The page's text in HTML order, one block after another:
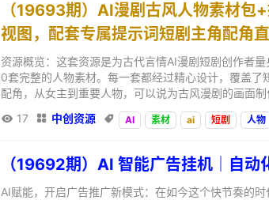
（19693期）AI漫剧古风人物素材
视图，配套专属提示词短剧主角配角
资源概览：这套资源是为古代言情AI漫剧短剧创作者
0套完整的人物素材。每一套都经过精心设计，覆盖
配角，从女主到重要人物，可以说为古风漫剧的画面
 17  中创资源  AI 素材 ai 短剧 人物
（19692期）AI 智能广告挂机｜自动
AI赋能，开启广告推广新模式：在如今这个快节奏的